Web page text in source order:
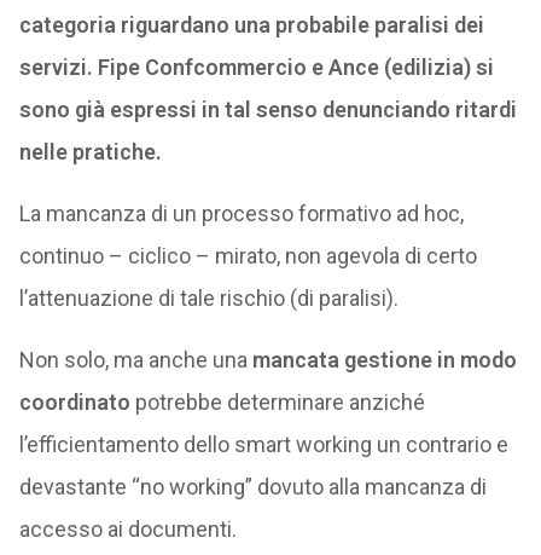
categoria riguardano una probabile paralisi dei
servizi. Fipe Confcommercio e Ance (edilizia) si
sono già espressi in tal senso denunciando ritardi
nelle pratiche.
La mancanza di un processo formativo ad hoc,
continuo – ciclico – mirato, non agevola di certo
l’attenuazione di tale rischio (di paralisi).
Non solo, ma anche una mancata gestione in modo
coordinato potrebbe determinare anziché
l’efficientamento dello smart working un contrario e
devastante “no working” dovuto alla mancanza di
accesso ai documenti.